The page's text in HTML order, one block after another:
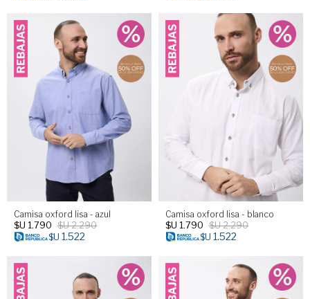
Camisa oxford lisa - azul
$U 1.790 $U2.290
$U 1.522
Camisa oxford lisa - blanco
$U 1.790 $U2.290
$U 1.522